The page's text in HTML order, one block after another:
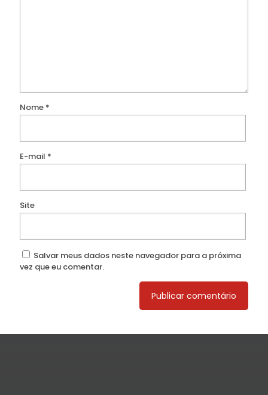
Nome *
E-mail *
Site
Salvar meus dados neste navegador para a próxima
vez que eu comentar.